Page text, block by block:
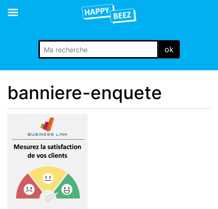
ok
banniere-enquete